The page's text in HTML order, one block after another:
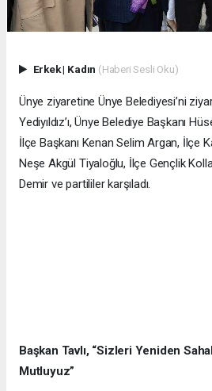
Erkek| Kadın (Haberi Sesli Oku)
Ünye ziyaretine Ünye Belediyesi’ni
Yediyıldız’ı, Ünye Belediye Başkanı
İlçe Başkanı Kenan Selim Argan, İlçe
Neşe Akgül Tiyaloğlu, İlçe Gençlik
Demir ve partililer karşıladı.
Başkan Tavlı, “Sizleri Yeniden
Mutluyuz”